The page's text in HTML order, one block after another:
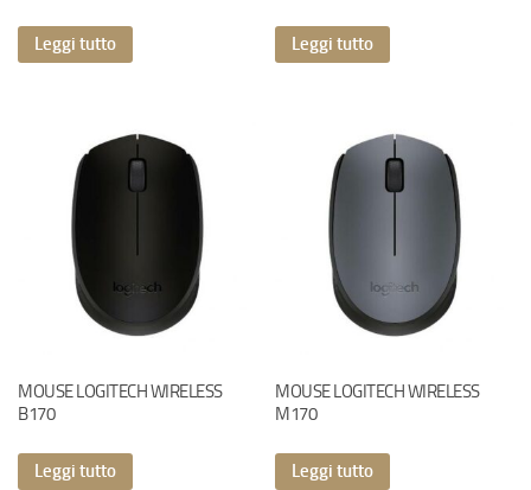
Leggi tutto Leggi tutto
MOUSE LOGITECH WIRELESS
B170
Leggi tutto
MOUSE LOGITECH WIRELESS
M170
Leggi tutto